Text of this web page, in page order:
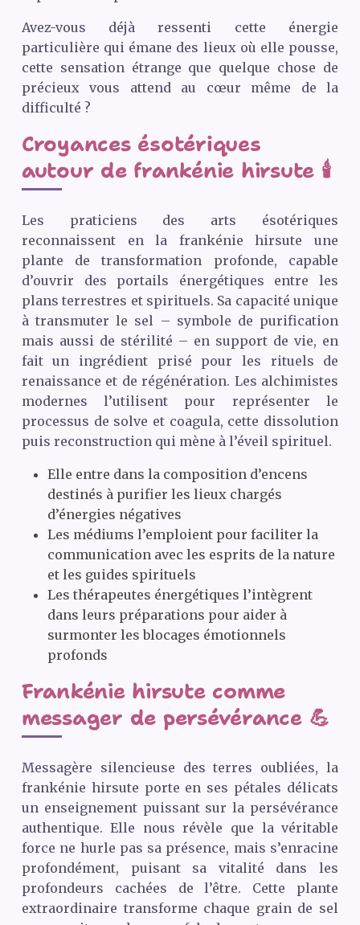
Avez-vous déjà ressenti cette énergie
particulière qui émane des lieux où elle pousse,
cette sensation étrange que quelque chose de
précieux vous attend au cœur même de la
difficulté ?
Croyances ésotériques
autour de frankénie hirsute 🕯️
Les praticiens des arts ésotériques
reconnaissent en la frankénie hirsute une
plante de transformation profonde, capable
d’ouvrir des portails énergétiques entre les
plans terrestres et spirituels. Sa capacité unique
à transmuter le sel – symbole de purification
mais aussi de stérilité – en support de vie, en
fait un ingrédient prisé pour les rituels de
renaissance et de régénération. Les alchimistes
modernes l’utilisent pour représenter le
processus de solve et coagula, cette dissolution
puis reconstruction qui mène à l’éveil spirituel.
Elle entre dans la composition d’encens
destinés à purifier les lieux chargés
d’énergies négatives
Les médiums l’emploient pour faciliter la
communication avec les esprits de la nature
et les guides spirituels
Les thérapeutes énergétiques l’intègrent
dans leurs préparations pour aider à
surmonter les blocages émotionnels
profonds
Frankénie hirsute comme
messager de persévérance 💪
Messagère silencieuse des terres oubliées, la
frankénie hirsute porte en ses pétales délicats
un enseignement puissant sur la persévérance
authentique. Elle nous révèle que la véritable
force ne hurle pas sa présence, mais s’enracine
profondément, puisant sa vitalité dans les
profondeurs cachées de l’être. Cette plante
extraordinaire transforme chaque grain de sel